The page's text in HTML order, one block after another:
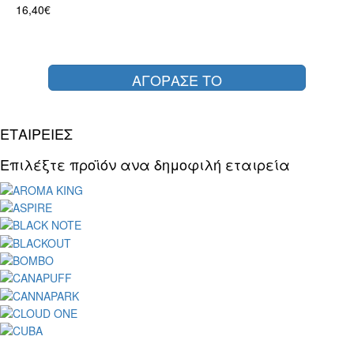
16,40€
ΑΓΟΡΑΣΕ ΤΟ
ΕΤΑΙΡΕΙΕΣ
Επιλέξτε προϊόν ανα δημοφιλή εταιρεία